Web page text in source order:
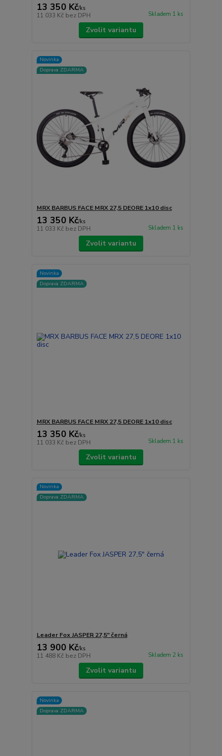
13 350 Kč/ks
11 033 Kč bez DPH Skladem 1 ks
Zvolit variantu
Novinka
Doprava ZDARMA
MRX BARBUS FACE MRX 27,5 DEORE 1x10 disc
13 350 Kč/ks
11 033 Kč bez DPH Skladem 1 ks
Zvolit variantu
Novinka
Doprava ZDARMA
MRX BARBUS FACE MRX 27,5 DEORE 1x10 disc
13 350 Kč/ks
11 033 Kč bez DPH Skladem 1 ks
Zvolit variantu
Novinka
Doprava ZDARMA
Leader Fox JASPER 27,5" černá
13 900 Kč/ks
11 488 Kč bez DPH Skladem 2 ks
Zvolit variantu
Novinka
Doprava ZDARMA